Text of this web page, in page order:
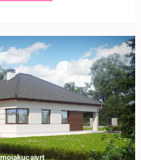
mojakucaivrt